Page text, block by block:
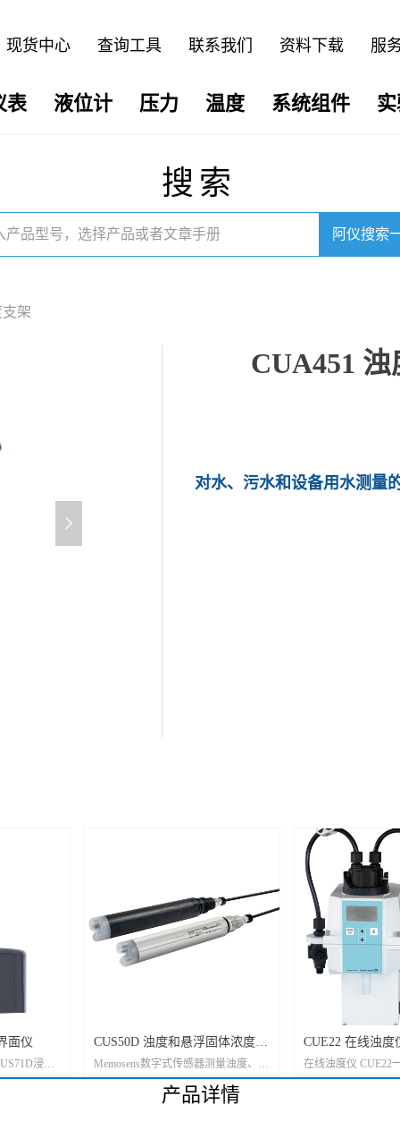
现货中心 查询工具 联系我们 资料下载 服
阿仪搜索
表 液位计 压力 温度 系统组件
搜索
架
产品详情
CUA451
对水、污水和设备用水测量
넲
面仪
浸入
公用工程
CUS50D 浊度和悬浮固体浓度传
感器
Memosens数字式传感器测量浊度、悬
浮固体浓度和吸光度
CUE22 在线浊
在线浊度仪 CUE22
饮水或过程用水的